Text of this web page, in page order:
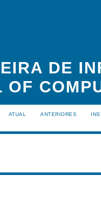
DE
ATUAL ANTERIORES